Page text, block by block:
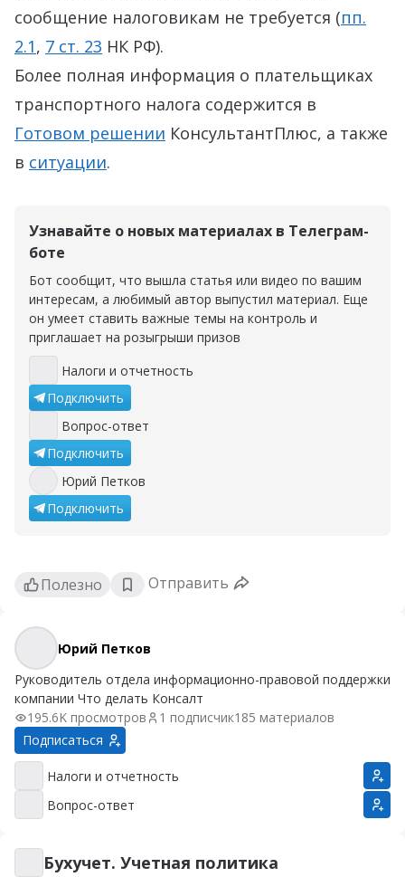
сообщение налоговикам не требуется (пп.
2.1, 7 ст. 23 НК РФ).
Более полная информация о плательщиках
транспортного налога содержится в
Готовом решении КонсультантПлюс, а также
в ситуации.
Узнавайте о новых материалах в Телеграм-
боте
Бот сообщит, что вышла статья или видео по вашим
интересам, а любимый автор выпустил материал. Еще
он умеет ставить важные темы на контроль и
приглашает на розыгрыши призов
Налоги и отчетность
Налоги и отчетность
Подключить
Вопрос-ответ
Вопрос-ответ
Подключить
Юрий Петков
Юрий Петков
Подключить
Полезно Отправить
Юрий Петков
Юрий Петков
Руководитель отдела информационно-правовой поддержки
компании Что делать Консалт
195.6K просмотров
1 подписчик185 материалов
Подписаться
Налоги и отчетность
Налоги и отчетность
Вопрос-ответ
Вопрос-ответ
Бухучет. Учетная политика
Бухучет. Учетная политика